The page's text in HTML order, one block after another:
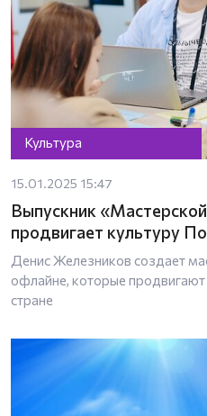
Культура
15.01.2025 15:47
Выпускник
продвигает культуру
Денис Железников создает
офлайне, которые
стране